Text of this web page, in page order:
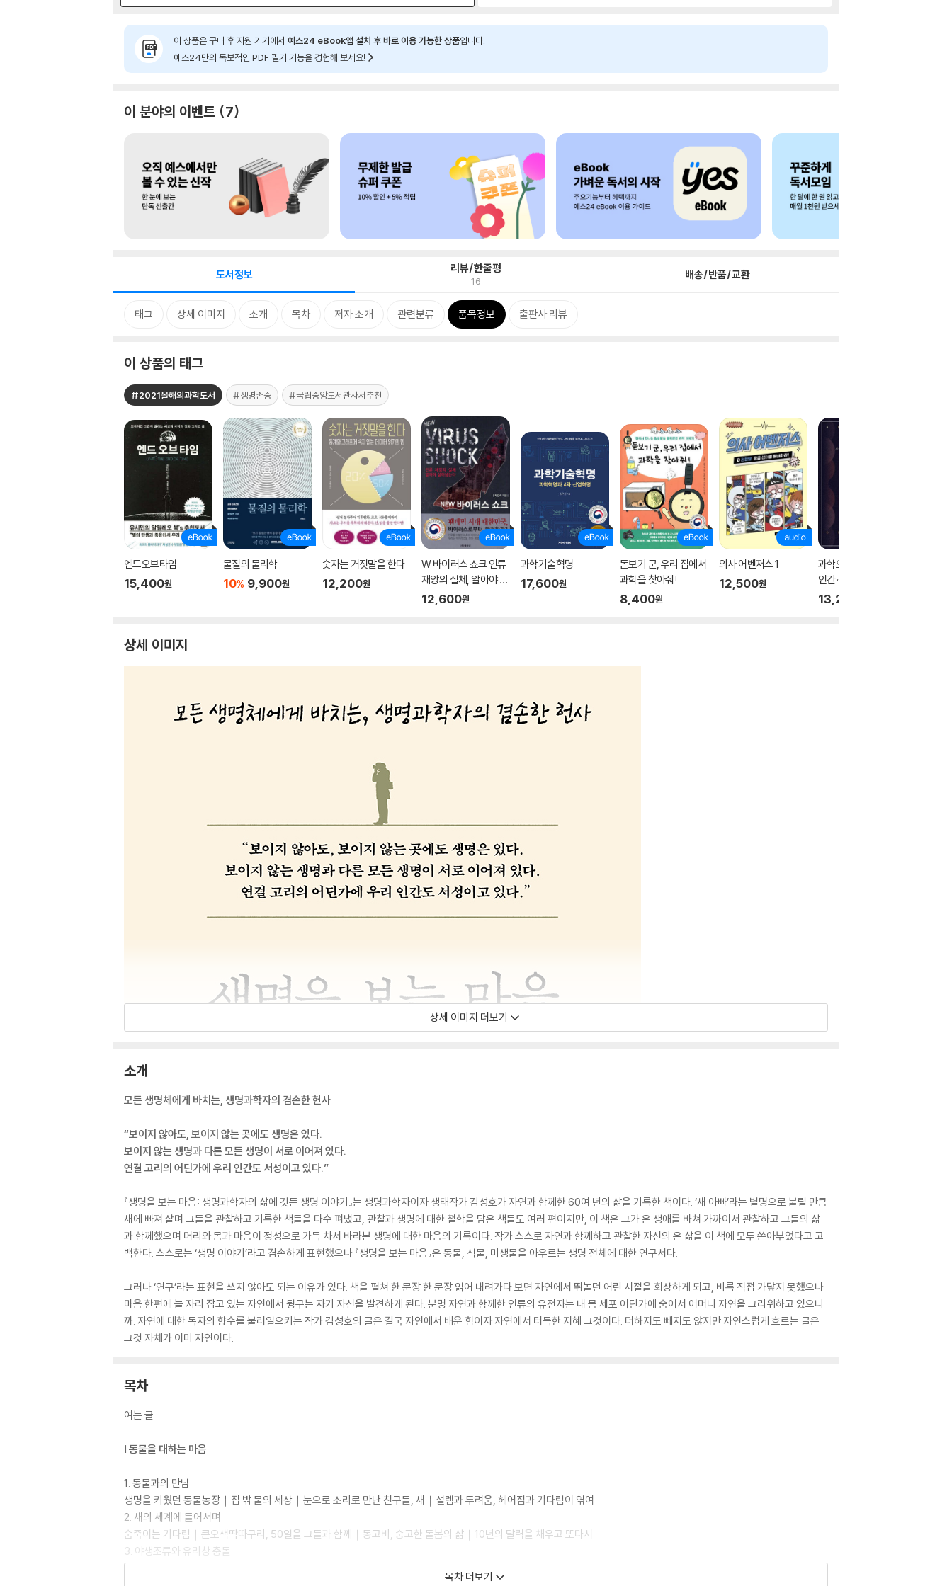
이 상품은 구매 후 지원 기기에서 예스24 eBook앱 설치 후 바로 이용 가능한 상품입니다.
예스24만의 독보적인 PDF 필기 기능을 경험해 보세요!
이 분야의 이벤트 7
도서정보 리뷰/한줄평
16 배송/반품/교환
태그 상세 이미지 소개 목차 저자 소개 관련분류 품목정보 출판사 리뷰
이 상품의 태그
#2021올해의과학도서 #생명존중 #국립중앙도서관사서추천
엔드오브타임
15,400원
물질의 물리학
10% 9,900원
숫자는 거짓말을 한다
12,200원
W 바이러스 쇼크 인류
재앙의 실체, 알아야 살
아남는다
12,600원
과학기술혁명
17,600원
돋보기 군, 우리 집에서
과학을 찾아줘!
8,400원
의사 어벤저스 1
12,500원
과학오디세이 라이프 :
인간·생명 그리고 마음
13,200
상세 이미지
상세 이미지 더보기
소개
모든 생명체에게 바치는, 생명과학자의 겸손한 헌사
“보이지 않아도, 보이지 않는 곳에도 생명은 있다.
보이지 않는 생명과 다른 모든 생명이 서로 이어져 있다.
연결 고리의 어딘가에 우리 인간도 서성이고 있다.”
『생명을 보는 마음: 생명과학자의 삶에 깃든 생명 이야기』는 생명과학자이자 생태작가 김성호가 자연과 함께한 60여 년의 삶을 기록한 책이다. ‘새 아빠’라는 별명으로 불릴 만큼
새에 빠져 살며 그들을 관찰하고 기록한 책들을 다수 펴냈고, 관찰과 생명에 대한 철학을 담은 책들도 여러 편이지만, 이 책은 그가 온 생애를 바쳐 가까이서 관찰하고 그들의 삶
과 함께했으며 머리와 몸과 마음이 정성으로 가득 차서 바라본 생명에 대한 마음의 기록이다. 작가 스스로 자연과 함께하고 관찰한 자신의 온 삶을 이 책에 모두 쏟아부었다고 고
백한다. 스스로는 ‘생명 이야기’라고 겸손하게 표현했으나 『생명을 보는 마음』은 동물, 식물, 미생물을 아우르는 생명 전체에 대한 연구서다.
그러나 ‘연구’라는 표현을 쓰지 않아도 되는 이유가 있다. 책을 펼쳐 한 문장 한 문장 읽어 내려가다 보면 자연에서 뛰놀던 어린 시절을 회상하게 되고, 비록 직접 가닿지 못했으나
마음 한편에 늘 자리 잡고 있는 자연에서 뒹구는 자기 자신을 발견하게 된다. 분명 자연과 함께한 인류의 유전자는 내 몸 세포 어딘가에 숨어서 어머니 자연을 그리워하고 있으니
까. 자연에 대한 독자의 향수를 불러일으키는 작가 김성호의 글은 결국 자연에서 배운 힘이자 자연에서 터득한 지혜 그것이다. 더하지도 빼지도 않지만 자연스럽게 흐르는 글은
그것 자체가 이미 자연이다.
목차
여는 글
Ⅰ 동물을 대하는 마음
1. 동물과의 만남
생명을 키웠던 동물농장｜집 밖 물의 세상｜눈으로 소리로 만난 친구들, 새｜설렘과 두려움, 헤어짐과 기다림이 엮여
2. 새의 세계에 들어서며
숨죽이는 기다림｜큰오색딱따구리, 50일을 그들과 함께｜동고비, 숭고한 돌봄의 삶｜10년의 달력을 채우고 또다시
3. 야생조류와 유리창 충돌
보이지 않아도 보이는 세상 속으로 새는 날아간다｜충돌을 막지 못하는 허술한 조치｜현실성 있는 충돌 방지법
목차 더보기